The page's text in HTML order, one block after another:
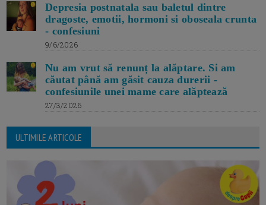
Depresia postnatala sau baletul dintre
dragoste, emotii, hormoni si oboseala crunta
- confesiuni
9/6/2026
Nu am vrut să renunț la alăptare. Si am
căutat până am găsit cauza durerii -
confesiunile unei mame care alăptează
27/3/2026
ULTIMILE ARTICOLE